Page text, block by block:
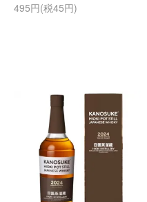
495円(税45円)